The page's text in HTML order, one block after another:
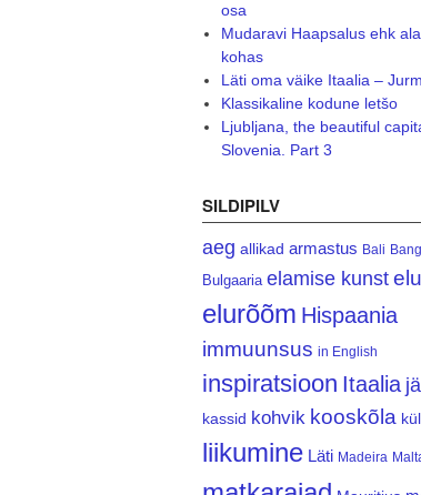
osa
Mudaravi Haapsalus ehk
kohas
Läti oma väike Itaalia –
Klassikaline kodune letšo
Ljubljana, the beautiful
Slovenia. Part 3
SILDIPILV
aeg allikad armastus Bali
Bulgaaria elamise kunst
elurõõm Hispaania
immuunsus in English
inspiratsioon Itaalia
kassid kohvik kooskõla
liikumine Läti Madeira